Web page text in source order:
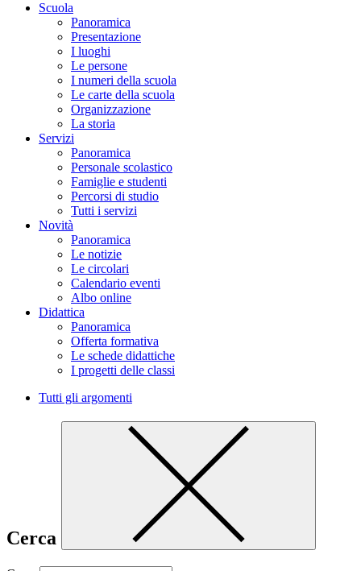
Scuola
Panoramica
Presentazione
I luoghi
Le persone
I numeri della scuola
Le carte della scuola
Organizzazione
La storia
Servizi
Panoramica
Personale scolastico
Famiglie e studenti
Percorsi di studio
Tutti i servizi
Novità
Panoramica
Le notizie
Le circolari
Calendario eventi
Albo online
Didattica
Panoramica
Offerta formativa
Le schede didattiche
I progetti delle classi
Tutti gli argomenti
Cerca